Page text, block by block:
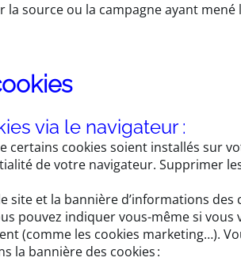
source ou la campagne ayant mené
via le navigateur :
certains cookies soient installés sur
de votre navigateur. Supprimer
site et la bannière d’informations des
pouvez indiquer vous-même si
(comme les cookies marketing…).
la bannière des cookies :